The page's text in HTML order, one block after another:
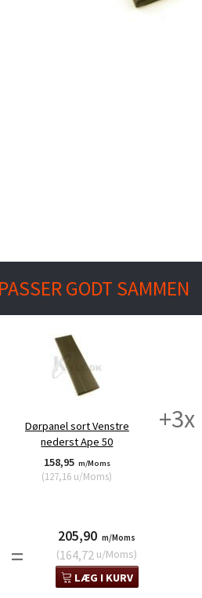
PASSER GODT SAMMEN
Dørpanel sort Venstre
nederst Ape 50
158,95 m/Moms
(127,16 u/Moms)
+3x
=
205,90 m/Moms
(164,72 u/Moms)
LÆG I KURV